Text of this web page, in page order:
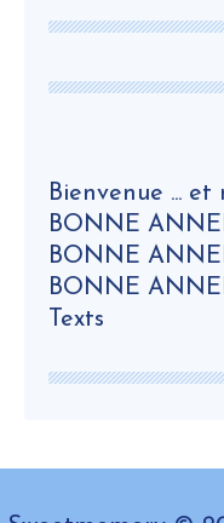
Bienvenue ...
BONNE
BONNE
BONNE
Texts